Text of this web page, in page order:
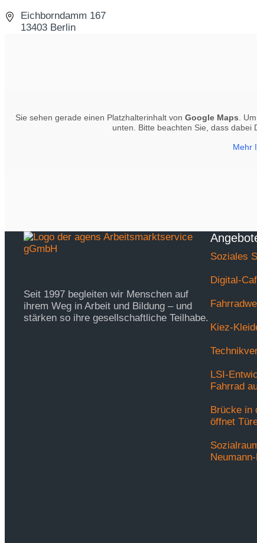
Eichborndamm 167
13403 Berlin
Sie sehen gerade einen Platzhalterinhalt von Google Maps .
unten. Bitte beachten Sie, dass dabei
Mehr
Seit 1997 begleiten wir Menschen auf
ihrem Weg in Arbeit und Bildung – und
stärken so ihre gesellschaftliche Teilhabe.
Soziales
Digital-
Kiez-
LSI-
Fahrrad
Brücke in
öffnet